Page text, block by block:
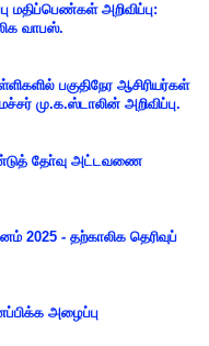
மதிப்பெண்கள் அறிவிப்பு:
வாபஸ்.
பகுதிநேர ஆசிரியர்கள்
மு.க.ஸ்டாலின் அறிவிப்பு.
தோ்வு அட்டவணை
2025 - தற்காலிக தெரிவுப்
அழைப்பு